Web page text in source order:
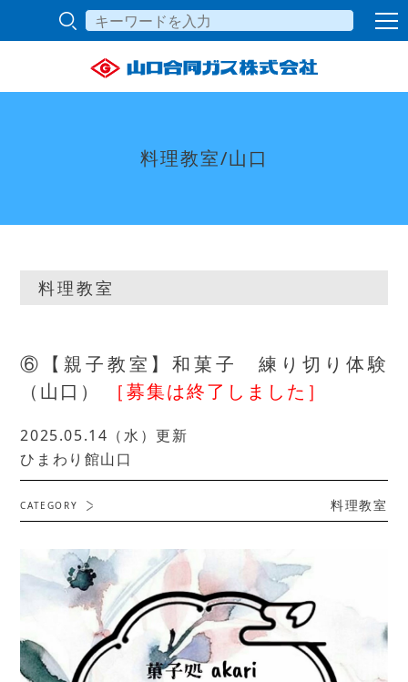
料理教室/山口
料理教室
⑥【親子教室】和菓子 練り切り体験
（山口）
［募集は終了しました］
2025.05.14（水）更新
ひまわり館山口
CATEGORY 料理教室